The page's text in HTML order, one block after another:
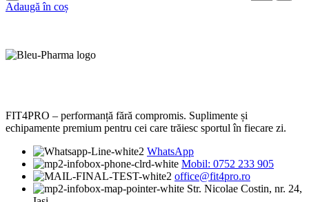
Adaugă în coș
FIT4PRO – performanță fără compromis. Suplimente și
echipamente premium pentru cei care trăiesc sportul în fiecare zi.
WhatsApp
Mobil: 0752 233 905
office@fit4pro.ro
Str. Nicolae Costin, nr. 24,